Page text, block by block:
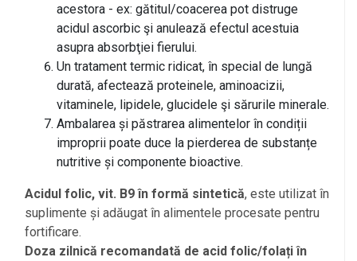
acestora - ex: gătitul/coacerea pot distruge
acidul ascorbic şi anulează efectul acestuia
asupra absorbţiei fierului.
Un tratament termic ridicat, în special de lungă
durată, afectează proteinele, aminoacizii,
vitaminele, lipidele, glucidele şi sărurile minerale.
Ambalarea și păstrarea alimentelor în condiții
improprii poate duce la pierderea de substanțe
nutritive și componente bioactive.
Acidul folic, vit. B9 în formă sintetică, este utilizat în
suplimente și adăugat în alimentele procesate pentru
fortificare.
Doza zilnică recomandată de acid folic/folați în